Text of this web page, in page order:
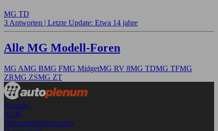
MG TD
3 Antworten | Letzte Update: Etwa 14 jahre
Alle MG Modell-Foren
MG AMG BMG FMG MidgetMG RV 8MG TDMG TFMG
ZRMG ZSMG ZT
Kontakt
AGB
Nutzungsbedingungen